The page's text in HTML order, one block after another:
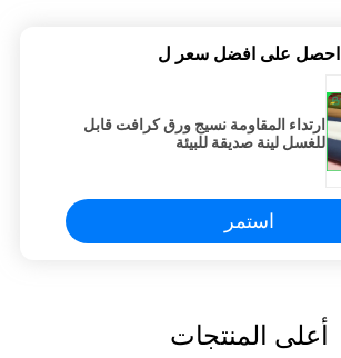
احصل على افضل سعر ل
ارتداء المقاومة نسيج ورق كرافت قابل
للغسل لينة صديقة للبيئة
استمر
أعلى المنتجات